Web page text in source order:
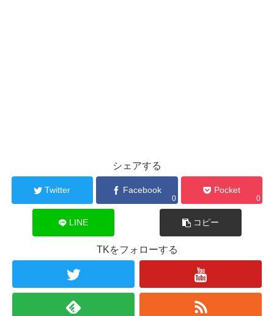
シェアする
Twitter Facebook
0
Pocket
0
LINE コピー
TKをフォローする